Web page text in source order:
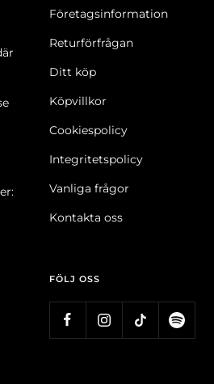
Företagsinformation
Returförfrågan
Ditt köp
Köpvillkor
Cookiespolicy
Integritetspolicy
Vanliga frågor
Kontakta oss
FÖLJ OSS